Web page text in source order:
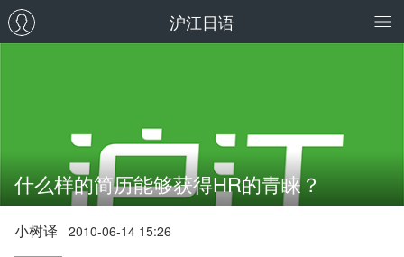
沪江日语
什么样的简历能够获得HR的青睐？
小树译 2010-06-14 15:26